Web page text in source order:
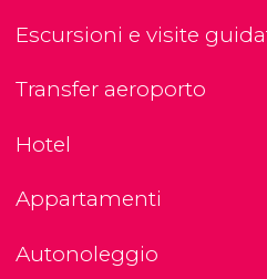
Escursioni e visite
Transfer aeroporto
Hotel
Appartamenti
Autonoleggio